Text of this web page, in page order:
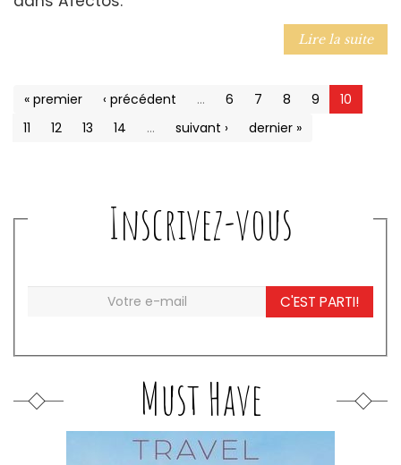
Lire la suite
« premier ‹ précédent … 6 7 8 9
10
11
12 13 14 … suivant › dernier »
Inscrivez-vous
C'EST PARTI!
Must Have